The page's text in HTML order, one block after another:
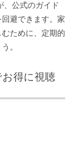
、公式のガイド
避できます。家
ために、定期的
。
得に視聴